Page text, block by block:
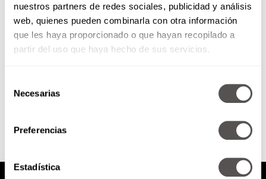
nuestros partners de redes sociales, publicidad y análisis
web, quienes pueden combinarla con otra información
que les haya proporcionado o que hayan recopilado a
partir del uso que haya hecho de sus servicios.
Necesarias
Preferencias
Estadística
Sí, soy una maldita suertuda.
¡Conocí a Zabludovsky!